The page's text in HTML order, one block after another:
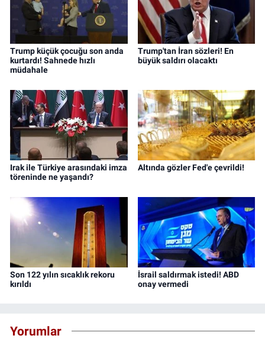
Trump küçük çocuğu son anda
kurtardı! Sahnede hızlı
müdahale
Trump'tan İran sözleri! En
büyük saldırı olacaktı
Irak ile Türkiye arasındaki imza
töreninde ne yaşandı?
Altında gözler Fed'e çevrildi!
Son 122 yılın sıcaklık rekoru
kırıldı
İsrail saldırmak istedi! ABD
onay vermedi
Yorumlar